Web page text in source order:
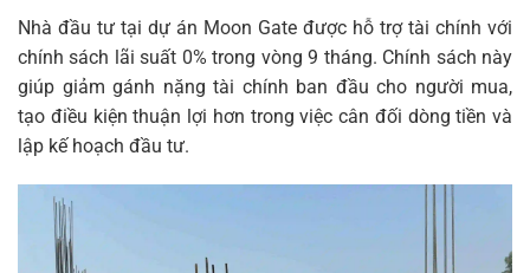
Nhà đầu tư tại dự án Moon Gate được hỗ trợ tài chính với
chính sách lãi suất 0% trong vòng 9 tháng. Chính sách này
giúp giảm gánh nặng tài chính ban đầu cho người mua,
tạo điều kiện thuận lợi hơn trong việc cân đối dòng tiền và
lập kế hoạch đầu tư.